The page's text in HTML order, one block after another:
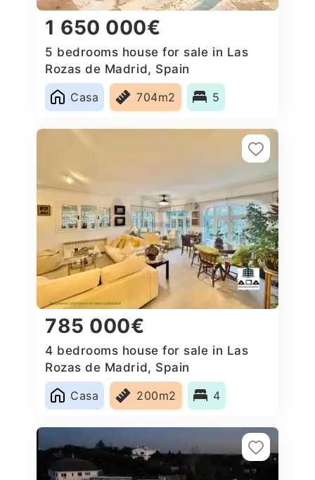
1 650 000€
5 bedrooms house for sale in Las
Rozas de Madrid, Spain
Casa
704m2 5
785 000€
4 bedrooms house for sale in Las
Rozas de Madrid, Spain
Casa
200m2 4